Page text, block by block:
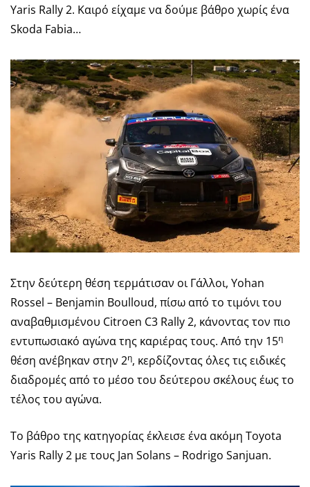
Yaris Rally 2. Καιρό είχαμε να δούμε βάθρο χωρίς ένα
Skoda Fabia…
Στην δεύτερη θέση τερμάτισαν οι Γάλλοι, Yohan
Rossel – Benjamin Boulloud, πίσω από το τιμόνι του
αναβαθμισμένου Citroen C3 Rally 2, κάνοντας τον πιο
εντυπωσιακό αγώνα της καριέρας τους. Από την 15η
θέση ανέβηκαν στην 2η, κερδίζοντας όλες τις ειδικές
διαδρομές από το μέσο του δεύτερου σκέλους έως το
τέλος του αγώνα.
Το βάθρο της κατηγορίας έκλεισε ένα ακόμη Toyota
Yaris Rally 2 με τους Jan Solans – Rodrigo Sanjuan.